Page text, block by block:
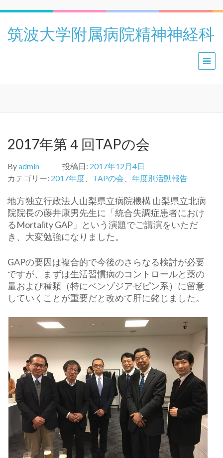
筑波大学附属病院精神神経科
2017年第４回TAPの会
Byadmin 投稿日: 2017年12月4日
カテゴリー: 2017年度 TAPの会 年度別活動報告
地方独立行政法人山梨県立病院機構 山梨県立北病
院院長の藤井康男先生に「統合失調症患者におけ
るMortality GAP」という演題でご講演をいただ
き、大変勉強になりました。
GAPの要因は複合的で今後のさらなる検討が必要
ですが、まずは生活習慣病のコントロールと薬の
量および種類（特にベンゾジアゼピン系）に留意
していくことが重要だと改めて肝に銘じました。